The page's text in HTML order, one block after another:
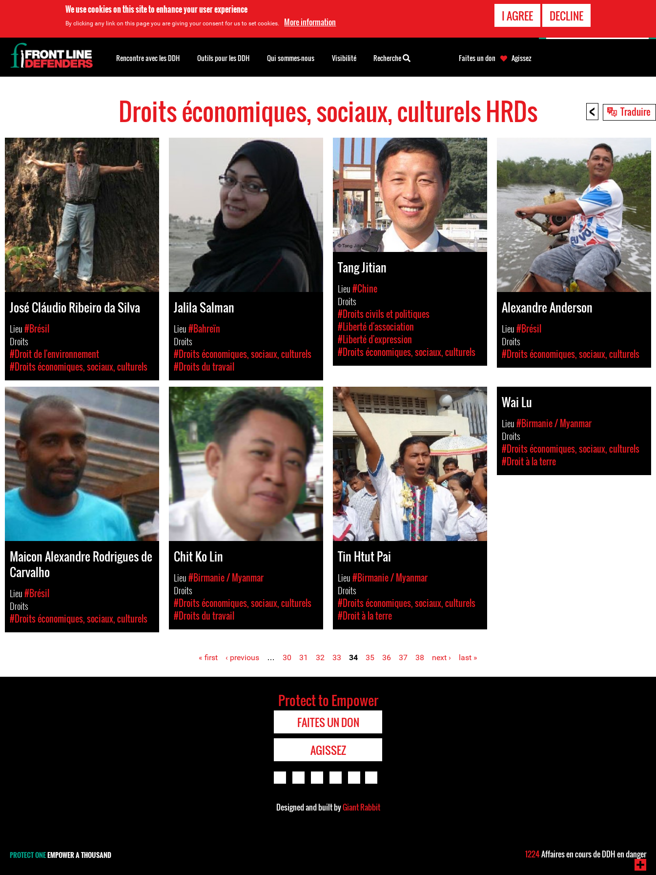
We use cookies on this site to enhance your user experience
By clicking any link on this page you are giving your consent for us to set cookies. More information I AGREE DECLINE
< Traduire
Droits économiques, sociaux, culturels HRDs
José Cláudio Ribeiro da Silva
Lieu#Brésil
Droits
#Droit de l'environnement
#Droits économiques, sociaux, culturels
Jalila Salman
Lieu#Bahreïn
Droits
#Droits économiques, sociaux, culturels
#Droits du travail
Tang Jitian
Lieu#Chine
Droits
#Droits civils et politiques
#Liberté d'association
#Liberté d'expression
#Droits économiques, sociaux, culturels
Alexandre Anderson
Lieu#Brésil
Droits
#Droits économiques, sociaux, culturels
Maicon Alexandre Rodrigues de
Carvalho
Lieu#Brésil
Droits
#Droits économiques, sociaux, culturels
Chit Ko Lin
Lieu#Birmanie / Myanmar
Droits
#Droits économiques, sociaux, culturels
#Droits du travail
Tin Htut Pai
Lieu#Birmanie / Myanmar
Droits
#Droits économiques, sociaux, culturels
#Droit à la terre
Wai Lu
Lieu#Birmanie / Myanmar
Droits
#Droits économiques, sociaux, culturels
#Droit à la terre
Pages « first ‹ previous … 30 31 32 33 34 35 36 37 38 next › last »
Back
to
top
Rencontre avec les DDH Outils pour les DDH Qui sommes-nous Visibilité Recherche Faites un don Agissez
Protect to Empower
FAITES UN DON
AGISSEZ
Designed and built byGiant Rabbit
PROTECT ONEEMPOWER A THOUSAND
D'URGENCE
1224Affaires en cours de DDH en danger